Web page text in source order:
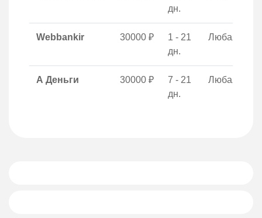
дн.
Webbankir 30000 ₽
1 - 21
дн.
Любая
А Деньги 30000 ₽
7 - 21
дн.
Любая